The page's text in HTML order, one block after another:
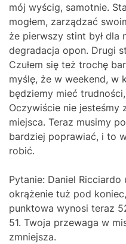
mój wyścig, samotnie.
mogłem, zarządzać
że pierwszy stint był dla
degradacja opon. Drugi
Czułem się też trochę
myślę, że w weekend, w
będziemy mieć
Oczywiście nie jesteśmy
miejsca. Teraz musimy
bardziej poprawiać, i to
robić.
Pytanie: Daniel Ricciardo
okrążenie tuż pod
punktowa wynosi teraz
51. Twoja przewaga w
zmniejsza.